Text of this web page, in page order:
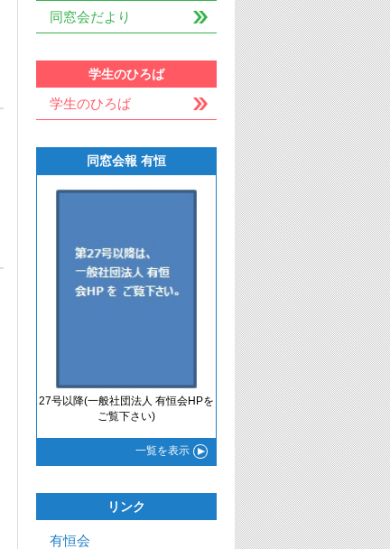
同窓会だより
学生のひろば
学生のひろば
同窓会報 有恒
27号以降(一般社団法人 有恒会HPを
ご覧下さい)
一覧を表示
リンク
有恒会